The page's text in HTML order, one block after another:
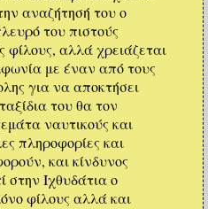
αναζήτησή του ο
του πιστούς
φίλους, αλλά χρειάζεται
με έναν από τους
για να αποκτήσει
του θα τον
ναυτικούς και
πληροφορίες και
και κίνδυνος
στην Ιχθυδάτια ο
φίλους αλλά και